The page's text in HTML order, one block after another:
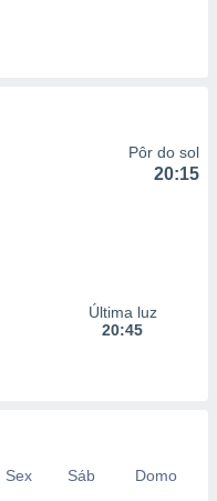
Pôr do sol
20:15
Última luz
20:45
Sex Sáb
Domo